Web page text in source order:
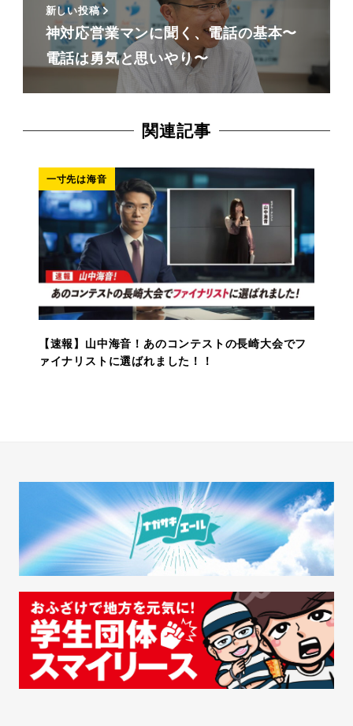
新しい投稿
神対応営業マンに聞く、電話の基本〜
電話は勇気と思いやり〜
関連記事
一寸先は海音
【速報】山中海音！あのコンテストの長崎大会でフ
ァイナリストに選ばれました！！